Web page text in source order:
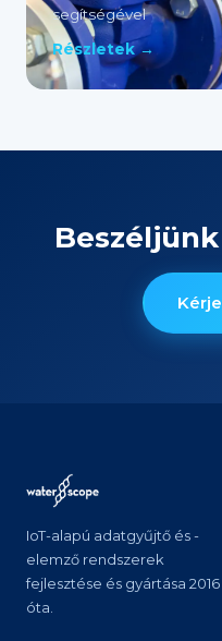
segítségével
Részletek →
IoT-alapú adatgyűjtő és -
elemző rendszerek
fejlesztése és gyártása 2016
óta.